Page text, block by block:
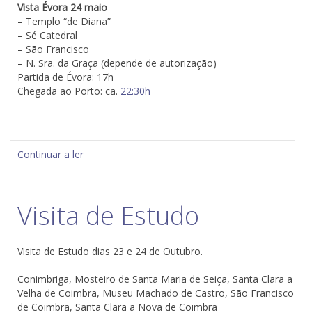
Vista Évora 24 maio
– Templo “de Diana”
– Sé Catedral
– São Francisco
– N. Sra. da Graça (depende de autorização)
Partida de Évora: 17h
Chegada ao Porto: ca. 22:30h
Continuar a ler
Visita de Estudo
Visita de Estudo dias 23 e 24 de Outubro.
Conimbriga, Mosteiro de Santa Maria de Seiça, Santa Clara a
Velha de Coimbra, Museu Machado de Castro, São Francisco
de Coimbra, Santa Clara a Nova de Coimbra